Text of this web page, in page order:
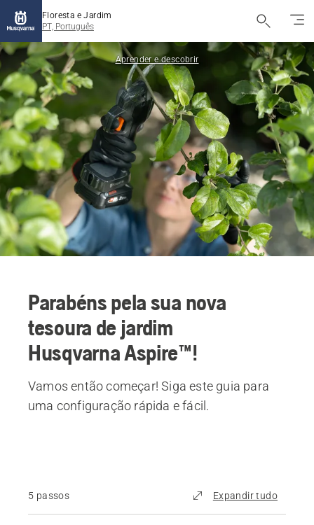
Floresta e Jardim
PT, Português
Aprender e descobrir
Parabéns pela sua nova
tesoura de jardim
Husqvarna Aspire™!
Vamos então começar! Siga este guia para
uma configuração rápida e fácil.
5 passos Expandir tudo